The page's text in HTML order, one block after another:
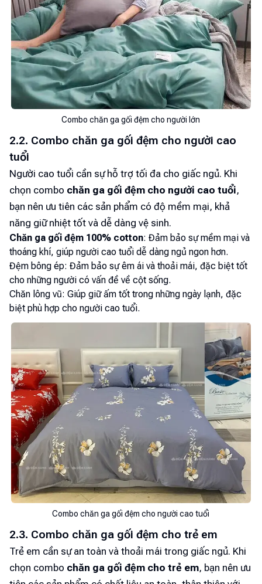
Combo chăn ga gối đệm cho người lớn
2.2. Combo chăn ga gối đệm cho người cao
tuổi
Người cao tuổi cần sự hỗ trợ tối đa cho giấc ngủ. Khi
chọn combo chăn ga gối đệm cho người cao tuổi,
bạn nên ưu tiên các sản phẩm có độ mềm mại, khả
năng giữ nhiệt tốt và dễ dàng vệ sinh.
Chăn ga gối đệm 100% cotton: Đảm bảo sự mềm mại và
thoáng khí, giúp người cao tuổi dễ dàng ngủ ngon hơn.
Đệm bông ép: Đảm bảo sự êm ái và thoải mái, đặc biệt tốt
cho những người có vấn đề về cột sống.
Chăn lông vũ: Giúp giữ ấm tốt trong những ngày lạnh, đặc
biệt phù hợp cho người cao tuổi.
Combo chăn ga gối đệm cho người cao tuổi
2.3. Combo chăn ga gối đệm cho trẻ em
Trẻ em cần sự an toàn và thoải mái trong giấc ngủ. Khi
chọn combo chăn ga gối đệm cho trẻ em, bạn nên ưu